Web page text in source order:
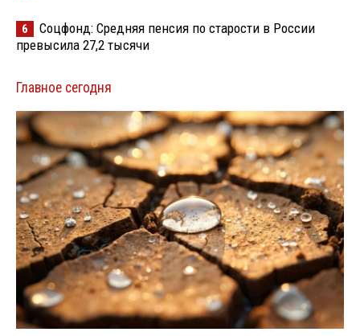
6
Соцфонд: Средняя пенсия по старости в России
превысила 27,2 тысячи
Главное сегодня